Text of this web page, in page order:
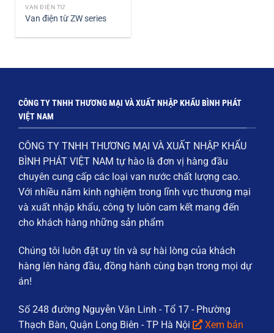
VAN ĐIỆN TỪ
Van điện từ ZW series
CÔNG TY TNHH THƯƠNG MẠI VÀ XUẤT NHẬP KHẨU BÌNH PHÁT
VIỆT NAM
CÔNG TY TNHH THƯƠNG MẠI VÀ XUẤT NHẬP KHẨU
BÌNH PHÁT VIỆT NAM tự hào là đơn vị hàng đầu
chuyên cung cấp các loại van nước chất lượng cao.
Với nhiều năm kinh nghiệm trong lĩnh vực thương mại
và xuất nhập khẩu, công ty luôn cam kết mang đến
cho khách hàng những sản phẩm
Chúng tôi luôn đặt uy tín và sự hài lòng của khách
hàng lên hàng đầu, đồng hành cùng bạn trong mọi dự
án!
Số 248 đường Nguyễn Văn Linh - Tổ 17 - Phường
Thạch Bàn, Quận Long Biên - TP Hà Nội
Xem bản